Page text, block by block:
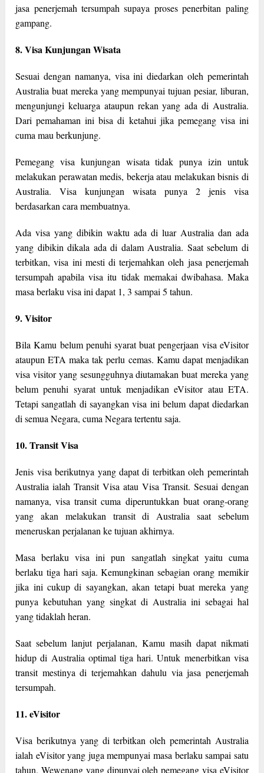
jasa penerjemah tersumpah supaya proses penerbitan paling
gampang.
8. Visa Kunjungan Wisata
Sesuai dengan namanya, visa ini diedarkan oleh pemerintah
Australia buat mereka yang mempunyai tujuan pesiar, liburan,
mengunjungi keluarga ataupun rekan yang ada di Australia.
Dari pemahaman ini bisa di ketahui jika pemegang visa ini
cuma mau berkunjung.
Pemegang visa kunjungan wisata tidak punya izin untuk
melakukan perawatan medis, bekerja atau melakukan bisnis di
Australia. Visa kunjungan wisata punya 2 jenis visa
berdasarkan cara membuatnya.
Ada visa yang dibikin waktu ada di luar Australia dan ada
yang dibikin dikala ada di dalam Australia. Saat sebelum di
terbitkan, visa ini mesti di terjemahkan oleh jasa penerjemah
tersumpah apabila visa itu tidak memakai dwibahasa. Maka
masa berlaku visa ini dapat 1, 3 sampai 5 tahun.
9. Visitor
Bila Kamu belum penuhi syarat buat pengerjaan visa eVisitor
ataupun ETA maka tak perlu cemas. Kamu dapat menjadikan
visa visitor yang sesungguhnya diutamakan buat mereka yang
belum penuhi syarat untuk menjadikan eVisitor atau ETA.
Tetapi sangatlah di sayangkan visa ini belum dapat diedarkan
di semua Negara, cuma Negara tertentu saja.
10. Transit Visa
Jenis visa berikutnya yang dapat di terbitkan oleh pemerintah
Australia ialah Transit Visa atau Visa Transit. Sesuai dengan
namanya, visa transit cuma diperuntukkan buat orang-orang
yang akan melakukan transit di Australia saat sebelum
meneruskan perjalanan ke tujuan akhirnya.
Masa berlaku visa ini pun sangatlah singkat yaitu cuma
berlaku tiga hari saja. Kemungkinan sebagian orang memikir
jika ini cukup di sayangkan, akan tetapi buat mereka yang
punya kebutuhan yang singkat di Australia ini sebagai hal
yang tidaklah heran.
Saat sebelum lanjut perjalanan, Kamu masih dapat nikmati
hidup di Australia optimal tiga hari. Untuk menerbitkan visa
transit mestinya di terjemahkan dahulu via jasa penerjemah
tersumpah.
11. eVisitor
Visa berikutnya yang di terbitkan oleh pemerintah Australia
ialah eVisitor yang juga mempunyai masa berlaku sampai satu
tahun. Wewenang yang dipunyai oleh pemegang visa eVisitor